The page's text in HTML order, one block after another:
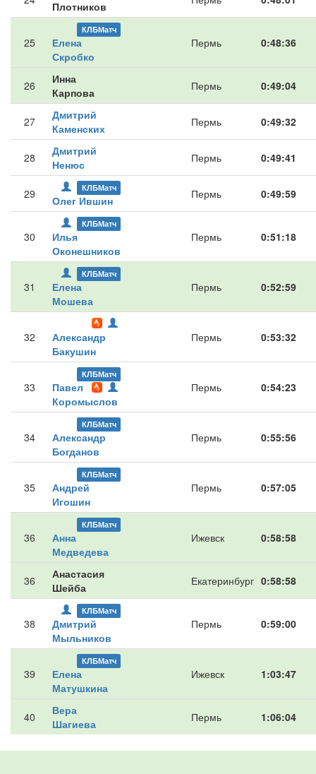
Плотников
25
КЛБМатч
Елена
Скробко
Пермь 0:48:36
26
Инна
Карпова
Пермь 0:49:04
27
Дмитрий
Каменских
Пермь 0:49:32
28
Дмитрий
Ненюс
Пермь 0:49:41
29 КЛБМатч
Олег Ившин Пермь 0:49:59
30
КЛБМатч
Илья
Оконешников
Пермь 0:51:18
31
КЛБМатч
Елена
Мошева
Пермь 0:52:59
32
Александр
Бакушин
Пермь 0:53:32
33
КЛБМатч
Павел
Коромыслов
Пермь 0:54:23
34
КЛБМатч
Александр
Богданов
Пермь 0:55:56
35
КЛБМатч
Андрей
Игошин
Пермь 0:57:05
36
КЛБМатч
Анна
Медведева
Ижевск 0:58:58
36
Анастасия
Шейба
Екатеринбург 0:58:58
38
КЛБМатч
Дмитрий
Мыльников
Пермь 0:59:00
39
КЛБМатч
Елена
Матушкина
Ижевск 1:03:47
40
Вера
Шагиева
Пермь 1:06:04